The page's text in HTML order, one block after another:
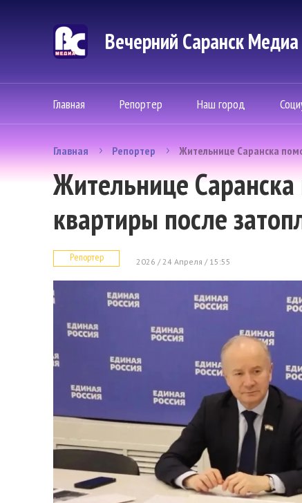
Вечерний Саранск Mедиа
Главная Репортер Наш город
Главная Репортер Жительнице Саранска
Жительнице
квартиры после
Репортер 2026 / 24 Апреля / 15:55